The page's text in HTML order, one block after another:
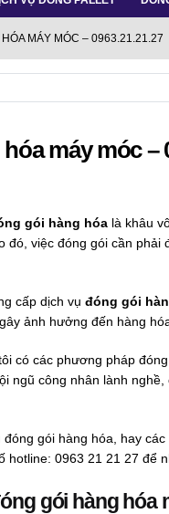
MÁY MÓC – 0963.21.21.27
máy móc –
gói hàng hóa là khâu
đó, việc đóng gói cần
cấp dịch vụ đóng gói
ảnh hưởng đến hàng
có các phương pháp
ngũ công nhân lành
gói hàng hóa, hay
0963 21 21 27 để
gói hàng hóa